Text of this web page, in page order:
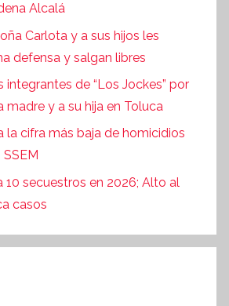
Alcalá
Carlota y a sus hijos les
defensa y salgan libres
integrantes de “Los Jockes” por
madre y a su hija en Toluca
la cifra más baja de homicidios
10 secuestros en 2026; Alto al
casos